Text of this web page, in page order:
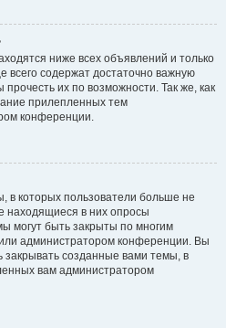
ниже всех объявлений и только
всего содержат достаточно важную
их по возможности. Так же, как
прилепленных тем
конференции.
которых пользователи больше не
находящиеся в них опросы
могут быть закрыты по многим
администратором конференции. Вы
закрывать созданные вами темы, в
вам администратором